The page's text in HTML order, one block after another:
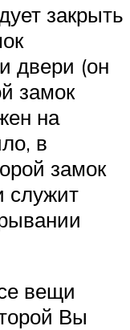
закрыть
двери (он
замок
на
в
замок
служит
вещи
Вы